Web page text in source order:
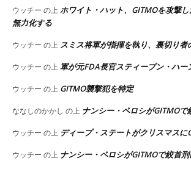
ウッチー の上 ホワイト・ハット、GITMOを攻撃
無力化する
ウッチー の上 スミス将軍が指揮を執り、裏切り者
ウッチー の上 軍が元FDA長官スティーブン・ハー
ウッチー の上 GITMO襲撃犯を特定
ななしのかかし の上 ナンシー・ペロシがGITMOで
ウッチー の上 ディープ・ステートがクリスマスに
ウッチー の上 ナンシー・ペロシがGITMOで絞首